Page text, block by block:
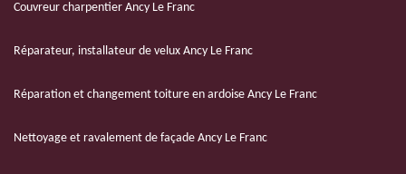
Couvreur charpentier Ancy Le Franc
Réparateur, installateur de velux Ancy Le Franc
Réparation et changement toiture en ardoise Ancy Le Franc
Nettoyage et ravalement de façade Ancy Le Franc